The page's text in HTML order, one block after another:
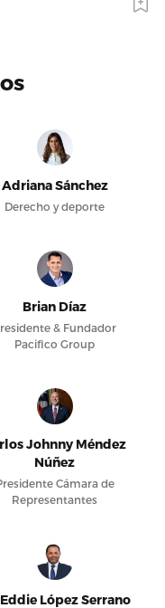
Adriana Sánchez
Derecho y deporte
Brian Díaz
& Fundador
Pacifico Group
Johnny Méndez
Núñez
Cámara de
Representantes
López Serrano